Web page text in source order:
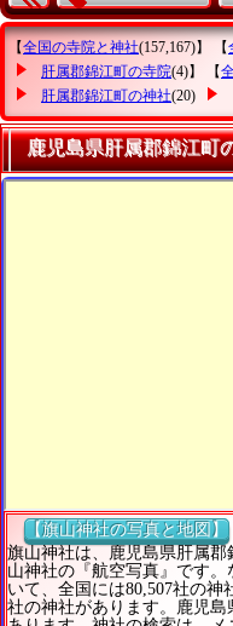
【全国の寺院と神社(157,167)】 【
肝属郡錦江町の寺院(4)】 【
肝属郡錦江町の神社(20)
鹿児島県肝属郡錦江町
【旗山神社の写真と地図】
旗山神社は、鹿児島県肝属
山神社の『航空写真』です。
いて、全国には80,507社の神
社の神社があります。鹿児